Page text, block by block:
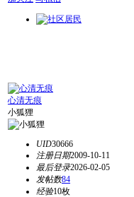
心清无痕
小狐狸
UID30666
注册日期2009-10-11
最后登录2026-02-05
发帖数84
经验10枚